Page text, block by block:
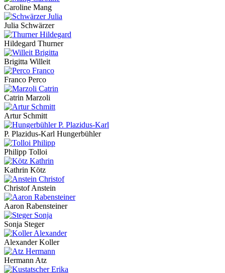
Caroline Mang
Julia Schwärzer
Hildegard Thurner
Brigitta Willeit
Franco Perco
Catrin Marzoli
Artur Schmitt
P. Plazidus-Karl Hungerbühler
Philipp Tolloi
Kathrin Kötz
Christof Anstein
Aaron Rabensteiner
Sonja Steger
Alexander Koller
Hermann Atz